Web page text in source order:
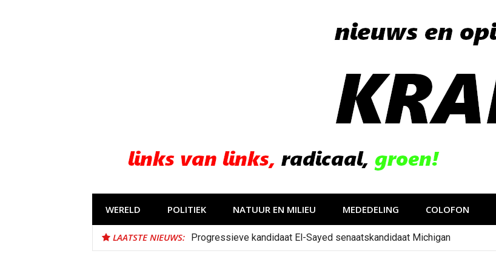
WERELD POLITIEK NATUUR EN MILIEU MEDEDELING COLOFON
LAATSTE NIEUWS: Progressieve kandidaat El-Sayed senaatskandidaat Michigan